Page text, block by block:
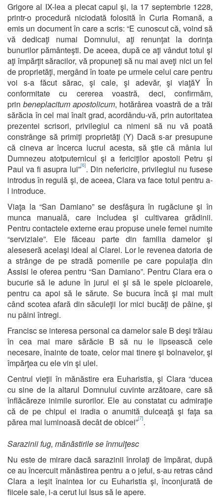
Grigore al IX-lea a plecat capul şi, la 17 septembrie 1228,
printr-o procedură niciodată folosită în Curia Romană, a
emis un document în care a scris: “E cunoscut că, voind să
vă dedicaţi numai Domnului, aţi renunţat la dorinţa
bunurilor pământeşti. De aceea, după ce aţi vândut totul şi
aţi împărţit săracilor, vă propuneţi să nu mai aveţi nici un fel
de proprietăţi, mergând în toate pe urmele celui care pentru
voi s-a făcut sărac, şi cale, şi adevăr, şi viaţăY În
conformitate cu cererea voastră, deci, confirmăm,
prinbeneplacitum apostolicum, hotărârea voastră de a trăi
sărăcia în cel mai înalt grad, acordându-vă, prin autoritatea
prezentei scrisori, privilegiul ca nimeni să nu vă poată
constrânge să primiţi proprietăţi (Y) Dacă s-ar presupune
că cineva ar încerca lucrul acesta, să ştie că mânia lui
Dumnezeu atotputernicul şi a fericiţilor apostoli Petru şi
Paul va fi asupra lui”[6]. Din nefericire, privilegiul nu fusese
introdus în regulă şi, de aceea, Clara va face totul pentru a-
l introduce.
Viaţa la “San Damiano” se desfăşura în rugăciune şi în
munca manuală, care includea şi cultivarea grădinii.
Pentru contactele externe erau propuse unele femei numite
“serviziale”. Ele făceau parte din familia damelor şi
aleseseră acelaşi ideal al Clarei. Lor le revenea datoria de
a strânge de pe stradă pomenile pe care populaţia din
Assisi le oferea pentru “San Damiano”. Pentru Clara era o
bucurie să le adune în jurul ei şi să le spele picioarele,
pentru ca apoi să le sărute. Se bucura încă şi mai mult
când scotea afară din săculeţii lor mici bucăţi de pâine, şi
nu pâini întregi.
Francisc se interesa personal ca damelor sale B deşi trăiau
în cea mai mare sărăcie B să nu le lipsească cele
necesare, înainte de toate, celor mai tinere şi bolnavelor, şi
împărţea cu ele vin şi ulei.
Centrul vieţii în mănăstire era Euharistia, şi Clara “ducea
cu sine de la altarul Domnului cuvinte arzătoare, care să
înflăcăreze inimile surorilor. Ele au constatat cu admiraţie
că de pe chipul ei iradia o anumită dulceaţă şi faţa sa
părea mai luminoasă decât de obicei”[7].
Sarazinii fug, mănăstirile se înmulţesc
Nu este de mirare dacă sarazinii înrolaţi de împărat, după
ce au încercuit mănăstirea pentru a o jefui, s-au retras când
Clara a ieşit înaintea lor cu Euharistia şi, înconjurată de
fiicele sale, i-a cerut lui Isus să le apere.